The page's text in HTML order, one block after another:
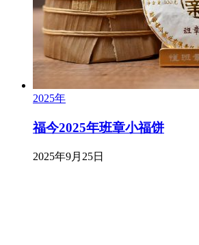
2025年
福今2025年班章小福饼
2025年9月25日